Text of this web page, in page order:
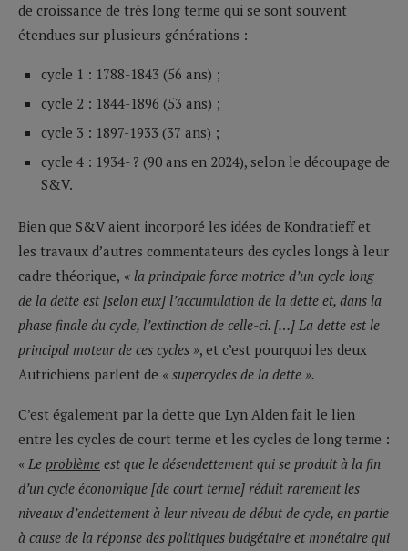
de croissance de très long terme qui se sont souvent
étendues sur plusieurs générations :
cycle 1 : 1788-1843 (56 ans) ;
cycle 2 : 1844-1896 (53 ans) ;
cycle 3 : 1897-1933 (37 ans) ;
cycle 4 : 1934- ? (90 ans en 2024), selon le découpage de
S&V.
Bien que S&V aient incorporé les idées de Kondratieff et
les travaux d’autres commentateurs des cycles longs à leur
cadre théorique, « la principale force motrice d’un cycle long
de la dette est [selon eux] l’accumulation de la dette et, dans la
phase finale du cycle, l’extinction de celle-ci. […] La dette est le
principal moteur de ces cycles », et c’est pourquoi les deux
Autrichiens parlent de « supercycles de la dette ».
C’est également par la dette que Lyn Alden fait le lien
entre les cycles de court terme et les cycles de long terme :
« Le problème est que le désendettement qui se produit à la fin
d’un cycle économique [de court terme] réduit rarement les
niveaux d’endettement à leur niveau de début de cycle, en partie
à cause de la réponse des politiques budgétaire et monétaire qui